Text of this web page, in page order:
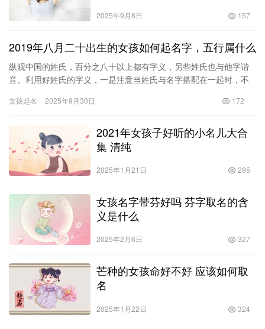
2025年9月8日 157
2019年八月二十出生的女孩如何起名字，五行属什么
纵观中国的姓氏，百分之八十以上都有字义，另些姓氏也与他字谐
音。利用好姓氏的字义，一是注意当姓氏与名字搭配在一起时，不
较强…
女孩起名 2025年9月30日 172
2021年女孩子好听的小名儿大合
集 清纯
2025年1月21日 295
女孩名字带芬好吗 芬字取名的含
义是什么
2025年2月6日 327
芒种的女孩命好不好 应该如何取
名
2025年1月22日 324